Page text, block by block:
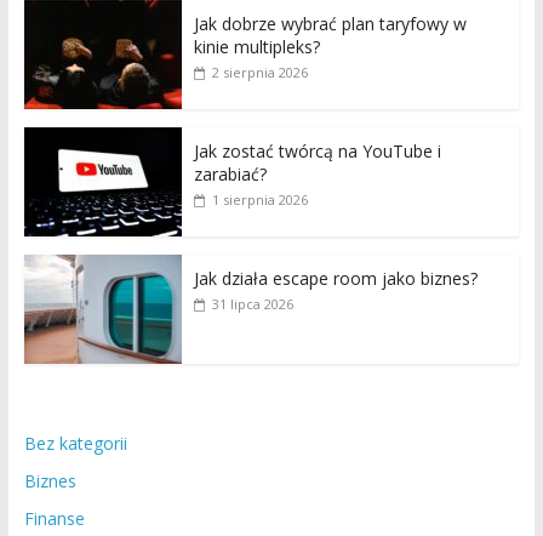
Jak dobrze wybrać plan taryfowy w
kinie multipleks?
2 sierpnia 2026
Jak zostać twórcą na YouTube i
zarabiać?
1 sierpnia 2026
Jak działa escape room jako biznes?
31 lipca 2026
Bez kategorii
Biznes
Finanse